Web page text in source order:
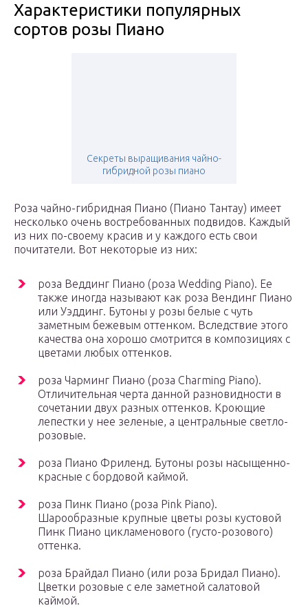
Характеристики популярных
сортов розы Пиано
Секреты выращивания чайно-
гибридной розы пиано
Роза чайно-гибридная Пиано (Пиано Тантау) имеет
несколько очень востребованных подвидов. Каждый
из них по-своему красив и у каждого есть свои
почитатели. Вот некоторые из них:
роза Веддинг Пиано (роза Wedding Piano). Ее
также иногда называют как роза Вендинг Пиано
или Уэддинг. Бутоны у розы белые с чуть
заметным бежевым оттенком. Вследствие этого
качества она хорошо смотрится в композициях с
цветами любых оттенков.
роза Чарминг Пиано (роза Charming Piano).
Отличительная черта данной разновидности в
сочетании двух разных оттенков. Кроющие
лепестки у нее зеленые, а центральные светло-
розовые.
роза Пиано Фриленд. Бутоны розы насыщенно-
красные с бордовой каймой.
роза Пинк Пиано (роза Pink Piano).
Шарообразные крупные цветы розы кустовой
Пинк Пиано цикламенового (густо-розового)
оттенка.
роза Брайдал Пиано (или роза Бридал Пиано).
Цветки розовые с еле заметной салатовой
каймой.